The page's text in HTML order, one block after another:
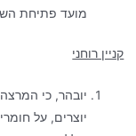
מועד פתיחת
קניין רוחני
יובהר, כי המרצה
יוצרים, על